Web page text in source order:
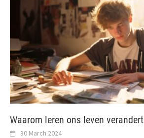
Waarom leren ons leven verandert
30 March 2024